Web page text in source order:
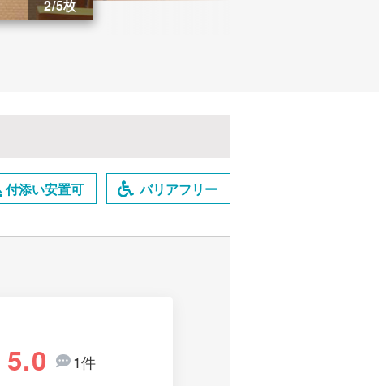
2/5枚
付添い安置可 バリアフリー
5.0 1件